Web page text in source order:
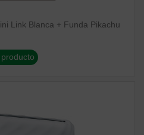
Link Blanca + Funda Pikachu